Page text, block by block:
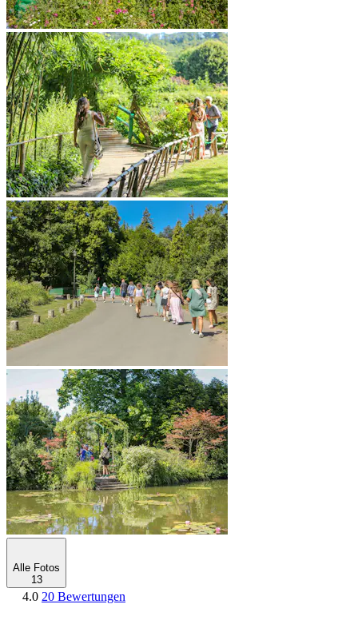
Alle Fotos
13
4.0 20 Bewertungen